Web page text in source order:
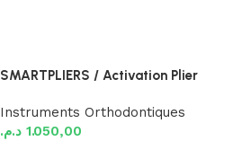
SMARTPLIERS / Activation Plier
Instruments Orthodontiques
1.050,00 د.م.